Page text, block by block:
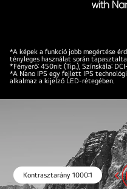
teljes
méretű
képernyőkép
*A képek a funkció jobb megértése
tényleges használat során
*Fényerő: 450nit (Tip.), Színskála:
*A Nano IPS egy fejlett IPS
alkalmaz a kijelző LED-rétegében.
Kontrasztarány 1000:1